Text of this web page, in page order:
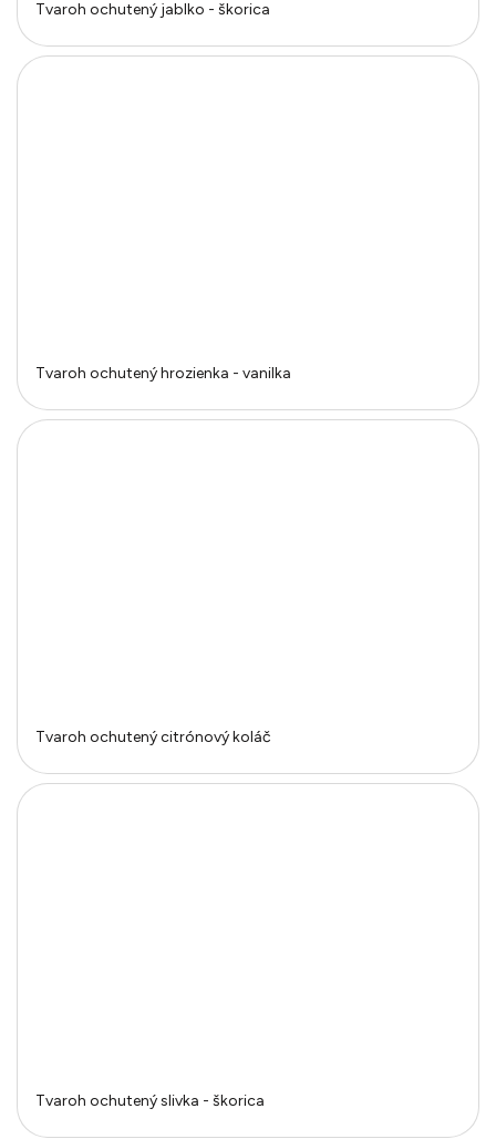
Tvaroh ochutený jablko - škorica
Tvaroh ochutený hrozienka - vanilka
Tvaroh ochutený citrónový koláč
Tvaroh ochutený slivka - škorica